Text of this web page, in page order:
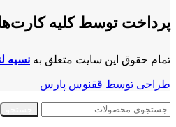
پرداخت توسط کلیه
تمام حقوق این سایت متعلق به نسیه
طراحی توسط ققنوس پارس